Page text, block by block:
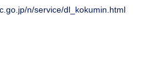
n/service/dl_kokumin.html